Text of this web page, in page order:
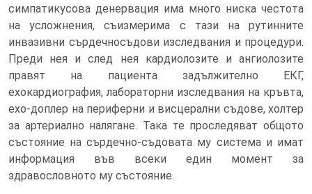
симпатикусова денервация има много ниска честота
на усложнения, съизмерима с тази на рутинните
инвазивни сърдечносъдови изследвания и процедури.
Преди нея и след нея кардиолозите и ангиолозите
правят на пациента задължително ЕКГ,
ехокардиография, лабораторни изследвания на кръвта,
ехо-доплер на периферни и висцерални съдове, холтер
за артериално налягане. Така те проследяват общото
състояние на сърдечно-съдовата му система и имат
информация във всеки един момент за
здравословното му състояние.